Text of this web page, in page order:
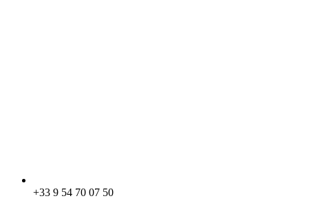
+33 9 54 70 07 50